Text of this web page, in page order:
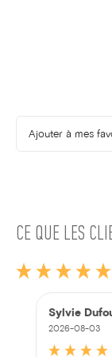
Ajouter à mes
CE QUE LES
Sylvie
2026-08-03